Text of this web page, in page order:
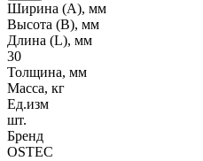
Ширина (А), мм
Высота (В), мм
Длина (L), мм
30
Толщина, мм
Масса, кг
Ед.изм
шт.
Бренд
OSTEC